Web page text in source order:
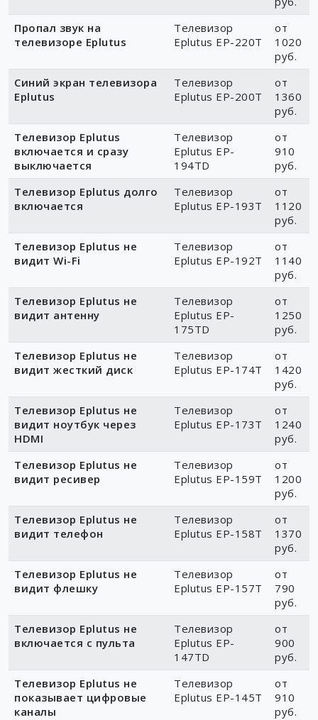
Пропал звук на
телевизоре Eplutus
Телевизор
Eplutus EP-220T
от
1020
руб.
Синий экран телевизора
Eplutus
Телевизор
Eplutus EP-200T
от
1360
руб.
Телевизор Eplutus
включается и сразу
выключается
Телевизор
Eplutus EP-
194TD
от
910
руб.
Телевизор Eplutus долго
включается
Телевизор
Eplutus EP-193T
от
1120
руб.
Телевизор Eplutus не
видит Wi-Fi
Телевизор
Eplutus EP-192Т
от
1140
руб.
Телевизор Eplutus не
видит антенну
Телевизор
Eplutus EP-
175TD
от
1250
руб.
Телевизор Eplutus не
видит жесткий диск
Телевизор
Eplutus EP-174T
от
1420
руб.
Телевизор Eplutus не
видит ноутбук через
HDMI
Телевизор
Eplutus EP-173Т
от
1240
руб.
Телевизор Eplutus не
видит ресивер
Телевизор
Eplutus EP-159T
от
1200
руб.
Телевизор Eplutus не
видит телефон
Телевизор
Eplutus EP-158T
от
1370
руб.
Телевизор Eplutus не
видит флешку
Телевизор
Eplutus EP-157T
от
790
руб.
Телевизор Eplutus не
включается с пульта
Телевизор
Eplutus EP-
147TD
от
900
руб.
Телевизор Eplutus не
показывает цифровые
каналы
Телевизор
Eplutus EP-145T
от
910
руб.